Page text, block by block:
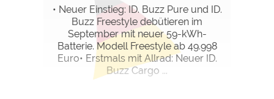
• Neuer Einstieg: ID. Buzz Pure und ID.
Buzz Freestyle debütieren im
September mit neuer 59-kWh-
Batterie. Modell Freestyle ab 49.998
Euro• Erstmals mit Allrad: Neuer ID.
Buzz Cargo ...